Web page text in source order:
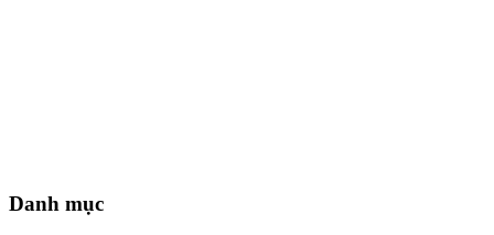
Danh mục